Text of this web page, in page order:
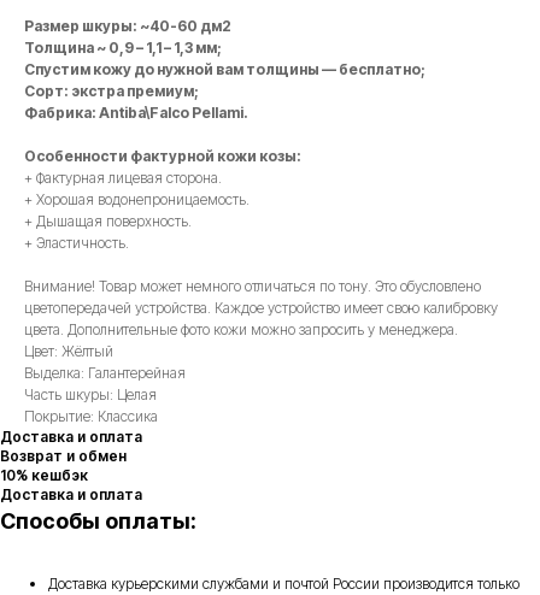
Размер шкуры: ~40-60 дм2
Толщина ~ 0,9 – 1,1 – 1,3 мм;
Спустим кожу до нужной вам толщины — бесплатно;
Сорт: экстра премиум;
Фабрика: Antiba\Falco Pellami.
Особенности фактурной кожи козы:
+ Фактурная лицевая сторона.
+ Хорошая водонепроницаемость.
+ Дышащая поверхность.
+ Эластичность.
Внимание! Товар может немного отличаться по тону. Это обусловлено
цветопередачей устройства. Каждое устройство имеет свою калибровку
цвета. Дополнительные фото кожи можно запросить у менеджера.
Цвет: Жёлтый
Выделка: Галантерейная
Часть шкуры: Целая
Покрытие: Классика
Доставка и оплата
Возврат и обмен
10% кешбэк
Доставка и оплата
Способы оплаты:
Доставка курьерскими службами и почтой России производится только